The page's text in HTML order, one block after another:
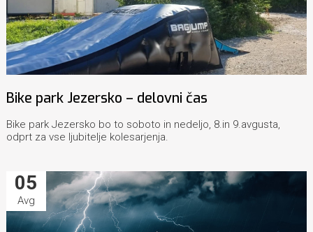
Bike park Jezersko – delovni čas
Bike park Jezersko bo to soboto in nedeljo, 8.in 9.avgusta,
odprt za vse ljubitelje kolesarjenja.
05
Avg